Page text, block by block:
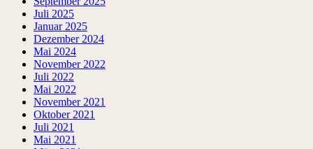
Juli 2025
Januar 2025
Dezember 2024
Mai 2024
November 2022
Juli 2022
Mai 2022
November 2021
Oktober 2021
Juli 2021
Mai 2021